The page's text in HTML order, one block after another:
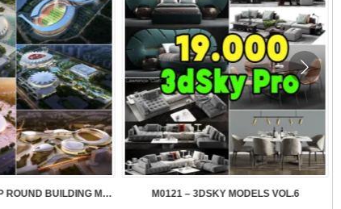
SK089 – SKETCHUP ROUND BUILDING MODELS M0121 – 3DSKY MODELS VOL.6